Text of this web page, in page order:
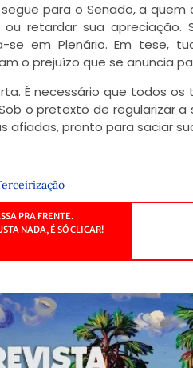
para o Senado, a
retardar sua apreciação.
em Plenário. Em tese,
o prejuízo que se anuncia
É necessário que todos
o pretexto de regularizar
afiadas, pronto para saciar
PRA FRENTE.
NADA, É SÓ CLICAR!